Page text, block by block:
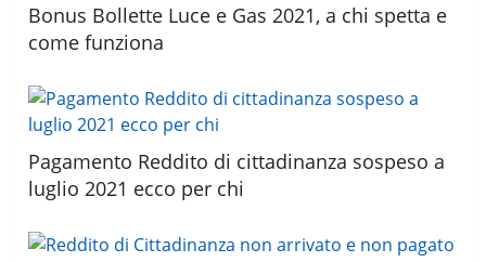
Bonus Bollette Luce e Gas 2021, a chi spetta e
come funziona
Pagamento Reddito di cittadinanza sospeso a
luglio 2021 ecco per chi